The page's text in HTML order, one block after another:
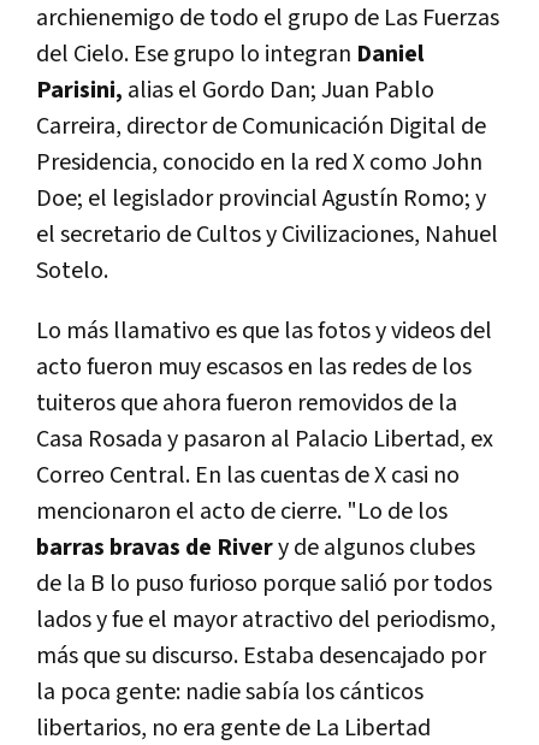
archienemigo de todo el grupo de Las Fuerzas
del Cielo. Ese grupo lo integran Daniel
Parisini, alias el Gordo Dan; Juan Pablo
Carreira, director de Comunicación Digital de
Presidencia, conocido en la red X como John
Doe; el legislador provincial Agustín Romo; y
el secretario de Cultos y Civilizaciones, Nahuel
Sotelo.
Lo más llamativo es que las fotos y videos del
acto fueron muy escasos en las redes de los
tuiteros que ahora fueron removidos de la
Casa Rosada y pasaron al Palacio Libertad, ex
Correo Central. En las cuentas de X casi no
mencionaron el acto de cierre. "Lo de los
barras bravas de Rivery de algunos clubes
de la B lo puso furioso porque salió por todos
lados y fue el mayor atractivo del periodismo,
más que su discurso. Estaba desencajado por
la poca gente: nadie sabía los cánticos
libertarios, no era gente de La Libertad